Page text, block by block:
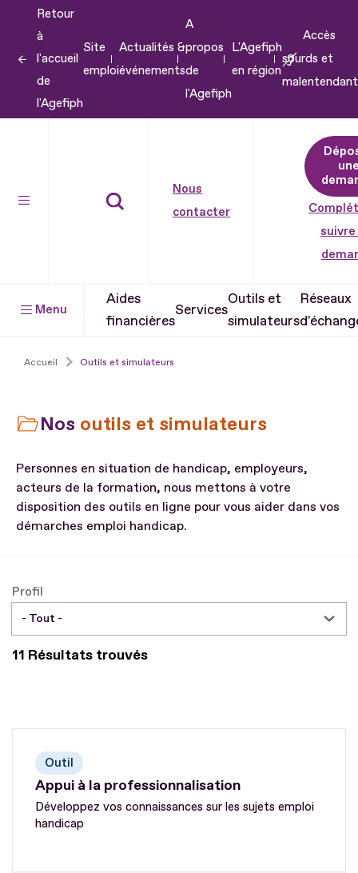
contenu
Retour
à
l'accueil
de
l'Agefiph
Site
emploi
Actualités &
événements
A
propos
de
l'Agefiph
L'Agefiph
en région
Accès
sourds et
Nous
contacter
suivre
Menu
Aides
financières
Services
Outils et
simulateurs
Réseaux
Accueil Outils et simulateurs
Nos outils et simulateurs
Personnes en situation de handicap, employeurs,
acteurs de la formation, nous mettons à votre
disposition des outils en ligne pour vous aider dans vos
démarches emploi handicap.
Profil
11 Résultats trouvés
Appui à la professionnalisation
Outil
Développez vos connaissances sur les sujets emploi
handicap